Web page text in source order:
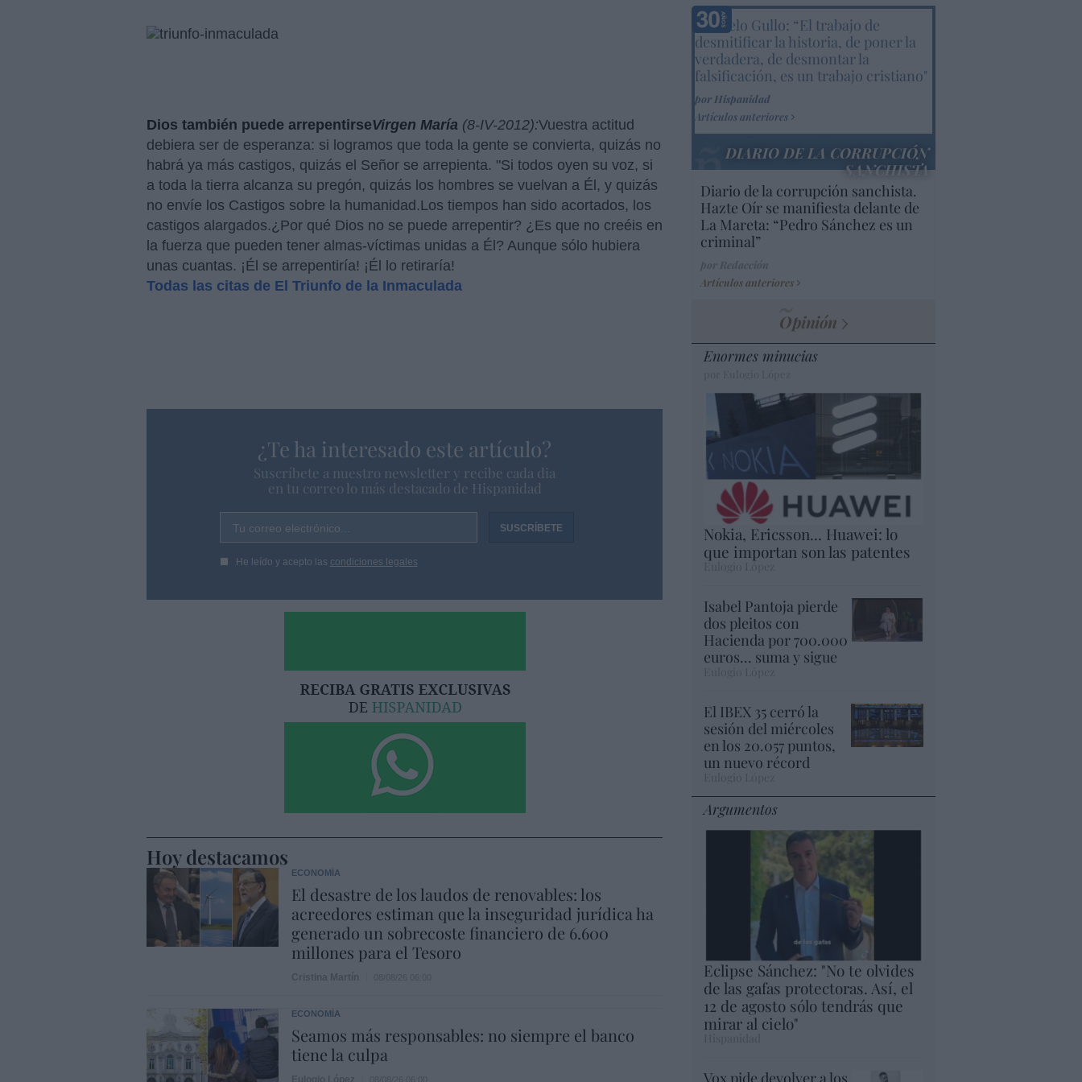
Dios también puede arrepentirseVirgen María (8-IV-2012):Vuestra actitud
debiera ser de esperanza: si logramos que toda la gente se convierta, quizás no
habrá ya más castigos, quizás el Señor se arrepienta. "Si todos oyen su voz, si
a toda la tierra alcanza su pregón, quizás los hombres se vuelvan a Él, y quizás
no envíe los Castigos sobre la humanidad.Los tiempos han sido acortados, los
castigos alargados.¿Por qué Dios no se puede arrepentir? ¿Es que no creéis en
la fuerza que pueden tener almas-víctimas unidas a Él? Aunque sólo hubiera
unas cuantas. ¡Él se arrepentiría! ¡Él lo retiraría!
Todas las citas de El Triunfo de la Inmaculada
¿Te ha interesado este artículo?
Suscríbete a nuestro newsletter y recibe cada dia
en tu correo lo más destacado de Hispanidad
Tu correo electrónico...
He leído y acepto las condiciones legales
Hoy destacamos
ECONOMÍA
El desastre de los laudos de renovables: los
acreedores estiman que la inseguridad jurídica ha
generado un sobrecoste financiero de 6.600
millones para el Tesoro
ECONOMÍA
Seamos más responsables: no siempre el banco
tiene la culpa
Marcelo Gullo: “El trabajo de
desmitificar la historia, de poner la
verdadera, de desmontar la
falsificación, es un trabajo cristiano"
por Hispanidad
Artículos anteriores
DIARIO DE LA CORRUPCIÓN
SANCHISTA
Diario de la corrupción sanchista.
Hazte Oír se manifiesta delante de
La Mareta: “Pedro Sánchez es un
criminal”
Artículos anteriores
Opinión
Enormes minucias
Nokia, Ericsson... Huawei: lo
que importan son las patentes
Eulogio López
Isabel Pantoja pierde
dos pleitos con
Hacienda por 700.000
euros... suma y sigue
El IBEX 35 cerró la
sesión del miércoles
en los 20.057 puntos,
un nuevo récord
Argumentos
Eclipse Sánchez: "No te olvides
de las gafas protectoras. Así, el
12 de agosto sólo tendrás que
mirar al cielo"